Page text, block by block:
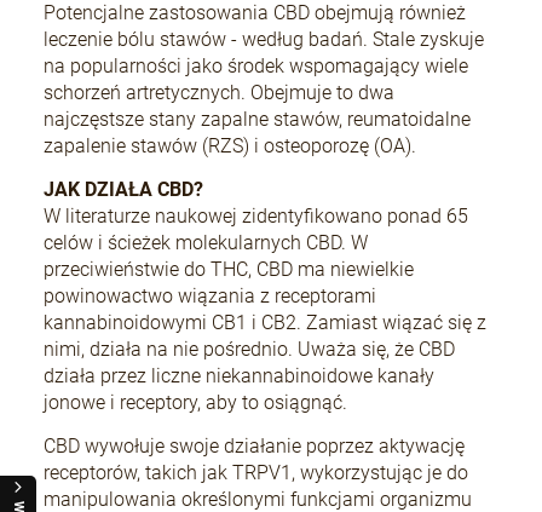
Potencjalne zastosowania CBD obejmują również
leczenie bólu stawów - według badań. Stale zyskuje
na popularności jako środek wspomagający wiele
schorzeń artretycznych. Obejmuje to dwa
najczęstsze stany zapalne stawów, reumatoidalne
zapalenie stawów (RZS) i osteoporozę (OA).
JAK DZIAŁA CBD?
W literaturze naukowej zidentyfikowano ponad 65
celów i ścieżek molekularnych CBD. W
przeciwieństwie do THC, CBD ma niewielkie
powinowactwo wiązania z receptorami
kannabinoidowymi CB1 i CB2. Zamiast wiązać się z
nimi, działa na nie pośrednio. Uważa się, że CBD
działa przez liczne niekannabinoidowe kanały
jonowe i receptory, aby to osiągnąć.
CBD wywołuje swoje działanie poprzez aktywację
receptorów, takich jak TRPV1, wykorzystując je do
manipulowania określonymi funkcjami organizmu